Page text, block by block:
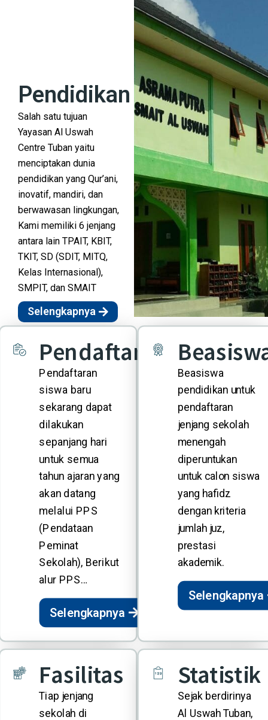
Pendidikan
Salah satu tujuan
Yayasan Al Uswah
Centre Tuban yaitu
menciptakan dunia
pendidikan yang Qur’ani,
inovatif, mandiri, dan
berwawasan lingkungan,
Kami memiliki 6 jenjang
antara lain TPAIT, KBIT,
TKIT, SD (SDIT, MITQ,
Kelas Internasional),
SMPIT, dan SMAIT
Selengkapnya
Pendaftaran
Pendaftaran
siswa baru
sekarang dapat
dilakukan
sepanjang hari
untuk semua
tahun ajaran yang
akan datang
melalui PPS
(Pendataan
Peminat
Sekolah), Berikut
alur PPS…
Selengkapnya
Beasiswa
pendidikan untuk
pendaftaran
jenjang sekolah
menengah
diperuntukan
untuk calon siswa
yang hafidz
dengan kriteria
jumlah juz,
prestasi
akademik.
Selengkapnya
Fasilitas
Tiap jenjang
sekolah di
Statistik
Sejak berdirinya
Al Uswah Tuban,